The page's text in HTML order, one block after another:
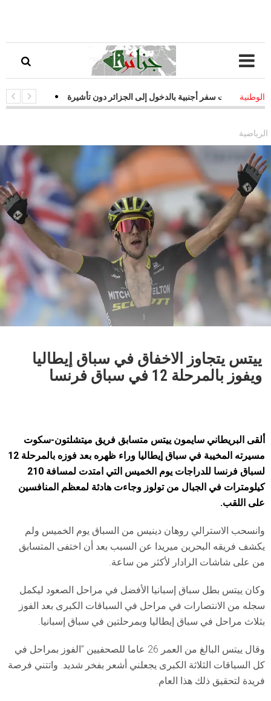
الوطنيةسفر أجنبية بالدخول إلى الجزائر دون تأشيرة - قفزة نوعية في
الرياضية
ييتس يتجاوز الاخفاق في سباق إيطاليا
ويفوز بالمرحلة 12 في سباق فرنسا
ألقى البريطاني سايمون ييتس متسابق فريق ميتشلتون-سكوت
مسيرته المخيبة في سباق إيطاليا وراء ظهره بعد فوزه بالمرحلة 12
لسباق فرنسا للدراجات يوم الخميس التي امتدت لمسافة 210
كيلومترات في الجبال من تولوز وجاءت هادئة لمعظم المنافسين
على اللقب.
وانسحب الاسترالي روهان دينيس من السباق يوم الخميس ولم
يكشف فريقه البحرين ميريدا عن السبب بعد أن اختفى المتسابق
من على شاشات الرادار لأكثر من ساعة.
وكان ييتس بطل سباق إسبانيا الأفضل في مراحل الصعود ليكمل
سجله من الانتصارات في مراحل في السباقات الكبرى بعد الفوز
بثلاث مراحل في سباق إيطاليا وبمرحلتين في سباق إسبانيا.
وقال ييتس البالغ من العمر 26 عاما للصحفيين ”الفوز بمراحل في
كل السباقات الثلاثة الكبرى يجعلني أشعر بفخر شديد. واتتني فرصة
فريدة لتحقيق ذلك هذا العام.